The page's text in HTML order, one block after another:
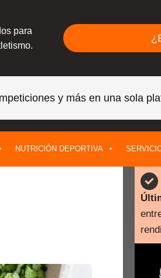
para
y más en una sola
NUTRICIÓN DEPORTIVA